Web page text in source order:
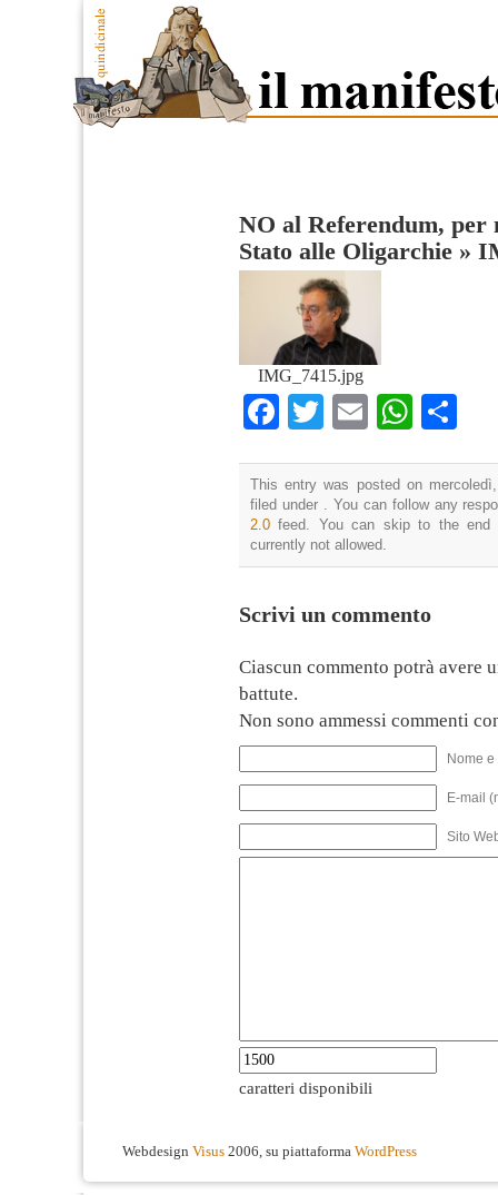
NO al Referendum, per
Stato alle Oligarchie »
IMG_7415.jpg
Facebook
TwitterEmail
This entry was posted on
filed under . You can follow any
2.0 feed. You can skip to the end
currently not allowed.
Scrivi un commento
Ciascun commento potrà avere
battute.
Non sono ammessi commenti
Nome
E-mail
Sito
caratteri disponibili
Webdesign Visus 2006, su piattaforma WordPress